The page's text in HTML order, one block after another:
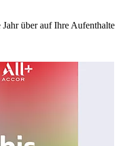
Jahr über auf Ihre Aufenthalte